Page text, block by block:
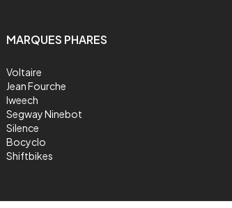
MARQUES PHARES
Voltaire
Jean Fourche
Iweech
Segway Ninebot
Silence
Bocyclo
Shiftbikes